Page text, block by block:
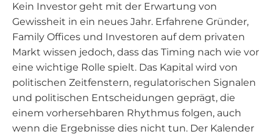
Kein Investor geht mit der Erwartung von
Gewissheit in ein neues Jahr. Erfahrene Gründer,
Family Offices und Investoren auf dem privaten
Markt wissen jedoch, dass das Timing nach wie vor
eine wichtige Rolle spielt. Das Kapital wird von
politischen Zeitfenstern, regulatorischen Signalen
und politischen Entscheidungen geprägt, die
einem vorhersehbaren Rhythmus folgen, auch
wenn die Ergebnisse dies nicht tun. Der Kalender